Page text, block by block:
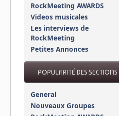
RockMeeting AWARDS
Videos musicales
Les interviews de
RockMeeting
Petites Annonces
POPULARITÉ DES
General
Nouveaux Groupes